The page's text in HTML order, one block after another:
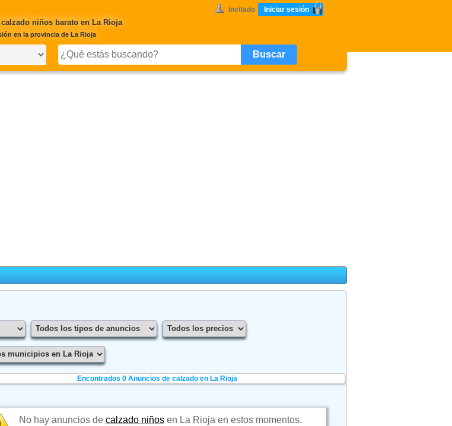
Invitado Iniciar sesión
niños barato en La Rioja
en la provincia de La Rioja
Encontrados 0 Anuncios de calzado en La Rioja
No hay anuncios de calzado niñosen La Rioja en estos momentos.